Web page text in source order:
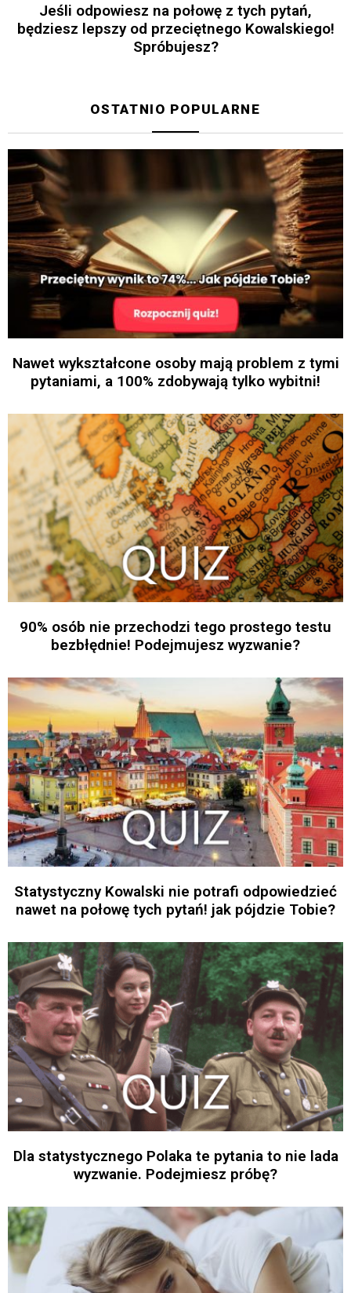
Jeśli odpowiesz na połowę z tych pytań,
będziesz lepszy od przeciętnego Kowalskiego!
Spróbujesz?
OSTATNIO POPULARNE
Nawet wykształcone osoby mają problem z tymi
pytaniami, a 100% zdobywają tylko wybitni!
90% osób nie przechodzi tego prostego testu
bezbłędnie! Podejmujesz wyzwanie?
Statystyczny Kowalski nie potrafi odpowiedzieć
nawet na połowę tych pytań! jak pójdzie Tobie?
Dla statystycznego Polaka te pytania to nie lada
wyzwanie. Podejmiesz próbę?